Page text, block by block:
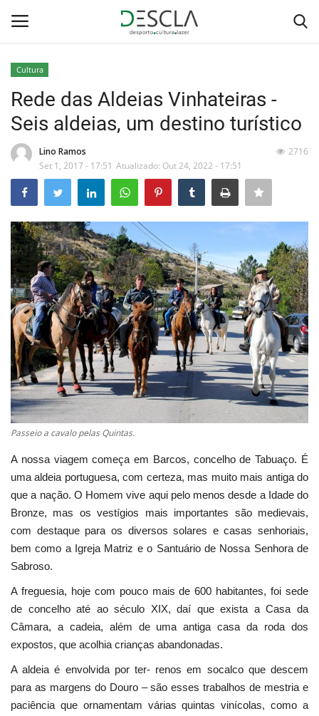
Home
...by Descla
Desporto
Contactos
Sobre Nós
Educação
Estatuto Editorial
Saúde
Ficha técnica
Cultura
Lazer
Ambiente
Cultura
Rede das Aldeias Vinhateiras -
Seis aldeias, um destino turístico
Lino Ramos
Set 1, 2017 - 17:51 Atualizado: Out 24, 2022 - 17:51
2716
Passeio a cavalo pelas Quintas.
A nossa viagem começa em Barcos, concelho de Tabuaço. É
uma aldeia portuguesa, com certeza, mas muito mais antiga do
que a nação. O Homem vive aqui pelo menos desde a Idade do
Bronze, mas os vestígios mais importantes são medievais,
com destaque para os diversos solares e casas senhoriais,
bem como a Igreja Matriz e o Santuário de Nossa Senhora de
Sabroso.
A freguesia, hoje com pouco mais de 600 habitantes, foi sede
de concelho até ao século XIX, daí que exista a Casa da
Câmara, a cadeia, além de uma antiga casa da roda dos
expostos, que acolhia crianças abandonadas.
A aldeia é envolvida por ter- renos em socalco que descem
para as margens do Douro – são esses trabalhos de mestria e
paciência que ornamentam várias quintas vinícolas, como a